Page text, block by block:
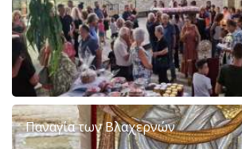
Παναγία των Βλαχερνών